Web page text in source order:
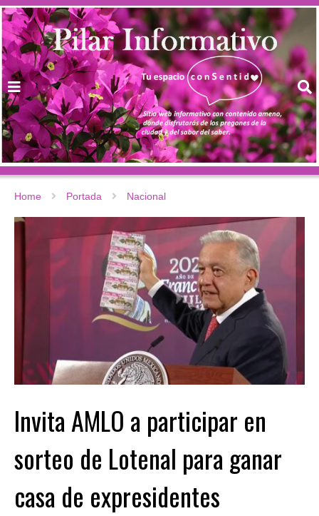
Home Portada Nacional
Invita AMLO a participar en
sorteo de Lotenal para ganar
casa de expresidentes